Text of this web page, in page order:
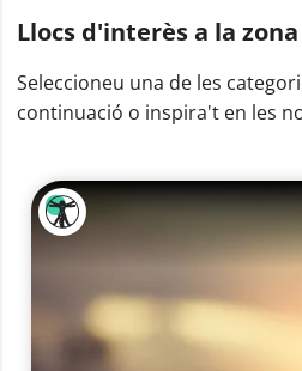
Llocs d'interèsa la zona
Seleccioneu una de les
continuació o inspira't en les